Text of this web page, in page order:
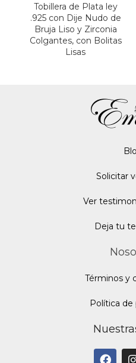
Tobillera de Plata ley
.925 con Dije Nudo de
Bruja Liso y Zirconia
Colgantes, con Bolitas
Lisas
Blo
Solicitar
Ver
Deja tu
Términos y
Política de